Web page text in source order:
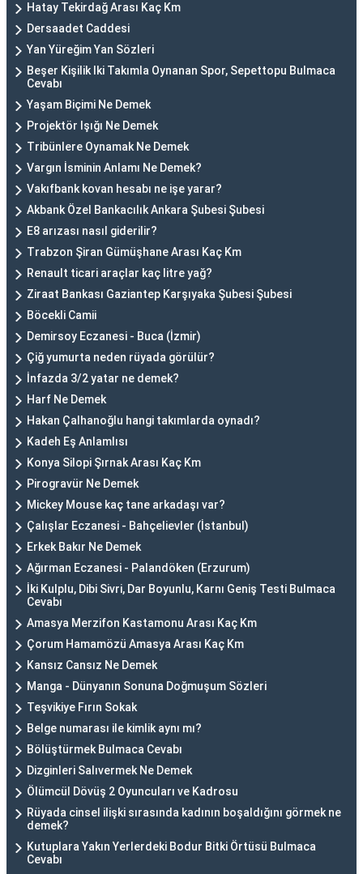
Hatay Tekirdağ Arası Kaç Km
Dersaadet Caddesi
Yan Yüreğim Yan Sözleri
Beşer Kişilik Iki Takımla Oynanan Spor, Sepettopu Bulmaca
Cevabı
Yaşam Biçimi Ne Demek
Projektör Işığı Ne Demek
Tribünlere Oynamak Ne Demek
Vargın İsminin Anlamı Ne Demek?
Vakıfbank kovan hesabı ne işe yarar?
Akbank Özel Bankacılık Ankara Şubesi Şubesi
E8 arızası nasıl giderilir?
Trabzon Şiran Gümüşhane Arası Kaç Km
Renault ticari araçlar kaç litre yağ?
Ziraat Bankası Gaziantep Karşıyaka Şubesi Şubesi
Böcekli Camii
Demirsoy Eczanesi - Buca (İzmir)
Çiğ yumurta neden rüyada görülür?
İnfazda 3/2 yatar ne demek?
Harf Ne Demek
Hakan Çalhanoğlu hangi takımlarda oynadı?
Kadeh Eş Anlamlısı
Konya Silopi Şırnak Arası Kaç Km
Pirogravür Ne Demek
Mickey Mouse kaç tane arkadaşı var?
Çalışlar Eczanesi - Bahçelievler (İstanbul)
Erkek Bakır Ne Demek
Ağırman Eczanesi - Palandöken (Erzurum)
İki Kulplu, Dibi Sivri, Dar Boyunlu, Karnı Geniş Testi Bulmaca
Cevabı
Amasya Merzifon Kastamonu Arası Kaç Km
Çorum Hamamözü Amasya Arası Kaç Km
Kansız Cansız Ne Demek
Manga - Dünyanın Sonuna Doğmuşum Sözleri
Teşvikiye Fırın Sokak
Belge numarası ile kimlik aynı mı?
Bölüştürmek Bulmaca Cevabı
Dizginleri Salıvermek Ne Demek
Ölümcül Dövüş 2 Oyuncuları ve Kadrosu
Rüyada cinsel ilişki sırasında kadının boşaldığını görmek ne
demek?
Kutuplara Yakın Yerlerdeki Bodur Bitki Örtüsü Bulmaca
Cevabı